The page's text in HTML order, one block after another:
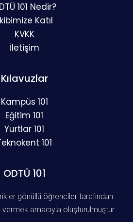
101 Nedir?
Katıl
KVKK
İletişim
Kılavuzlar
Kampüs 101
Eğitim 101
Yurtlar 101
101
ODTÜ 101
gönüllü öğrenciler tarafından
amacıyla oluşturulmuştur.